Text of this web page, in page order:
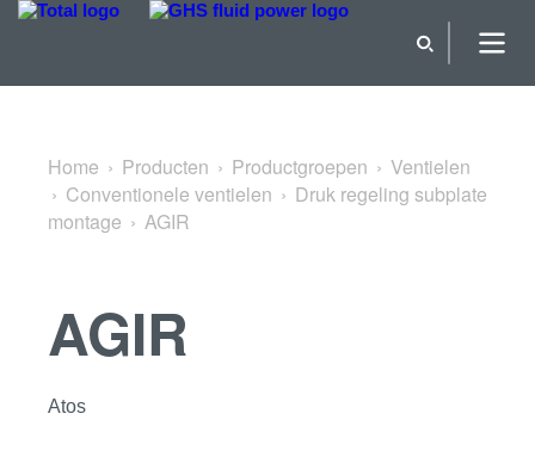
Terug naar Druk regeling subplate montage
Home Producten Productgroepen
Ventielen
Conventionele ventielen
Druk regeling subplate
montage
AGIR
AGIR
Atos